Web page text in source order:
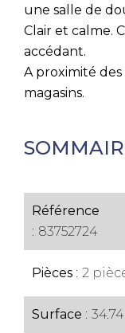
une salle de
Clair et calme.
accédant.
A proximité
magasins.
Référence
83752724
Pièces 2
Surface